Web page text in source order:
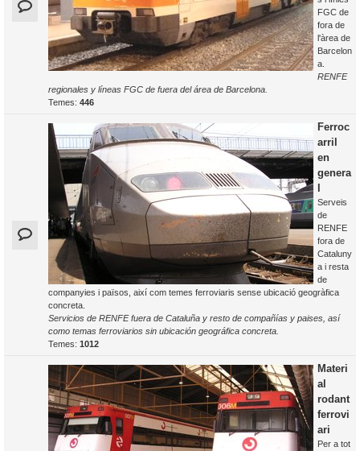
FGC de
fora de
l'àrea de
Barcelon
a.
RENFE
regionales y líneas FGC de fuera del área de Barcelona.
Temes: 446
Ferroc
arril
en
genera
Serveis
de
RENFE
fora de
Cataluny
a i resta
de
companyies i països, així com temes ferroviaris sense ubicació geogràfica
concreta.
Servicios de RENFE fuera de Cataluña y resto de compañías y paises, así
como temas ferroviarios sin ubicación geográfica concreta.
Temes: 1012
Materi
al
rodant
ferrovi
ari
Per a tot